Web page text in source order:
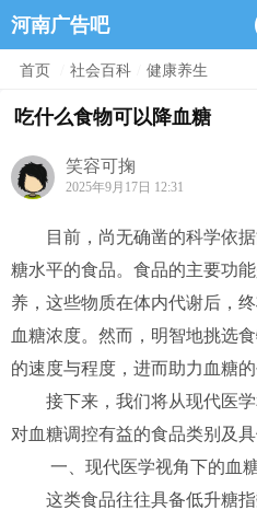
河南广告吧
首页 社会百科 健康养生
吃什么食物可以降血糖
笑容可掬
2025年9月17日 12:31
目前，尚无确凿的科学依
糖水平的食品。食品的主要功
养，这些物质在体内代谢后，
血糖浓度。然而，明智地挑选
的速度与程度，进而助力血糖的
接下来，我们将从现代医
对血糖调控有益的食品类别及具
一、现代医学视角下的血
这类食品往往具备低升糖